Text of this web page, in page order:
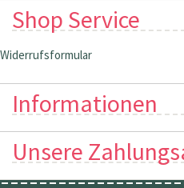
Shop Service
Widerrufsformular
Informationen
Unsere